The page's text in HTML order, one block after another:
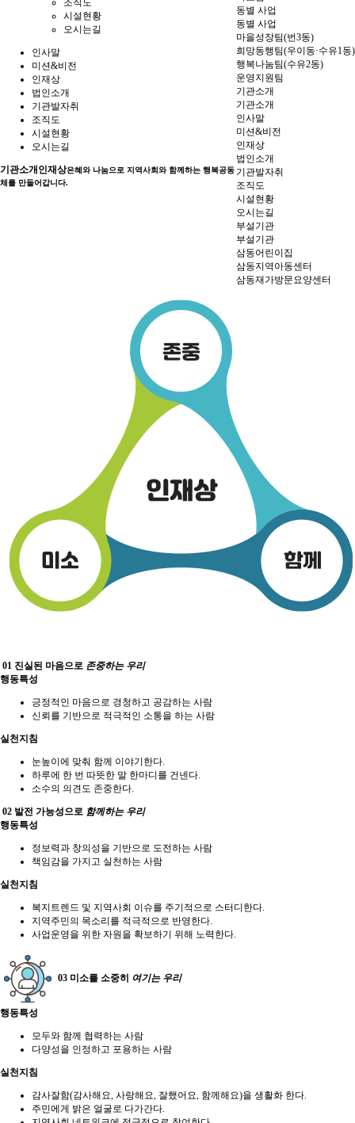
동별 사업
동별 사업
마을성장팀(번3동)
희망동행팀(우이동·수유1동)
행복나눔팀(수유2동)
운영지원팀
기관소개
기관소개
인사말
미션&비전
인재상
법인소개
기관발자취
조직도
시설현황
오시는길
부설기관
부설기관
삼동어린이집
삼동지역아동센터
삼동재가방문요양센터
조직도
시설현황
오시는길
인사말
미션&비전
인재상
법인소개
기관발자취
조직도
시설현황
오시는길
기관소개 인재상은혜와 나눔으로 지역사회와 함께하는 행복공동
체를 만들어갑니다.
01 진실된 마음으로 존중하는 우리
행동특성
긍정적인 마음으로 경청하고 공감하는 사람
신뢰를 기반으로 적극적인 소통을 하는 사람
실천지침
눈높이에 맞춰 함께 이야기한다.
하루에 한 번 따뜻한 말 한마디를 건넨다.
소수의 의견도 존중한다.
02 발전 가능성으로 함께하는 우리
행동특성
정보력과 창의성을 기반으로 도전하는 사람
책임감을 가지고 실천하는 사람
실천지침
복지트렌드 및 지역사회 이슈를 주기적으로 스터디한다.
지역주민의 목소리를 적극적으로 반영한다.
사업운영을 위한 자원을 확보하기 위해 노력한다.
03 미소를 소중히 여기는 우리
행동특성
모두와 함께 협력하는 사람
다양성을 인정하고 포용하는 사람
실천지침
감사잘함(감사해요, 사랑해요, 잘했어요, 함께해요)을 생활화 한다.
주민에게 밝은 얼굴로 다가간다.